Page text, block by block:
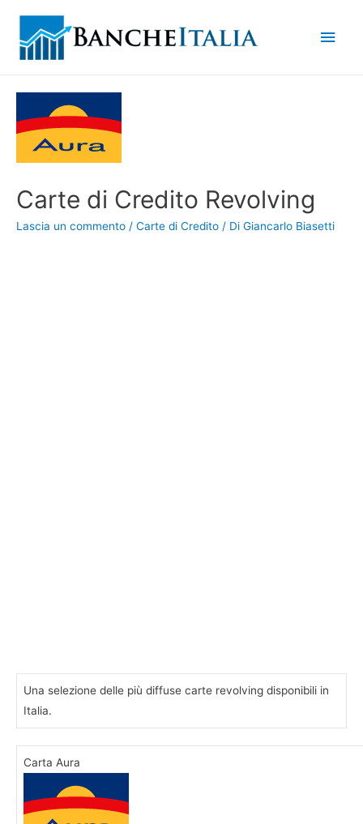
Carte di Credito Revolving
Lascia un commento / Carte di Credito / Di Giancarlo Biasetti
Una selezione delle più diffuse carte revolving disponibili in
Italia.
Carta Aura